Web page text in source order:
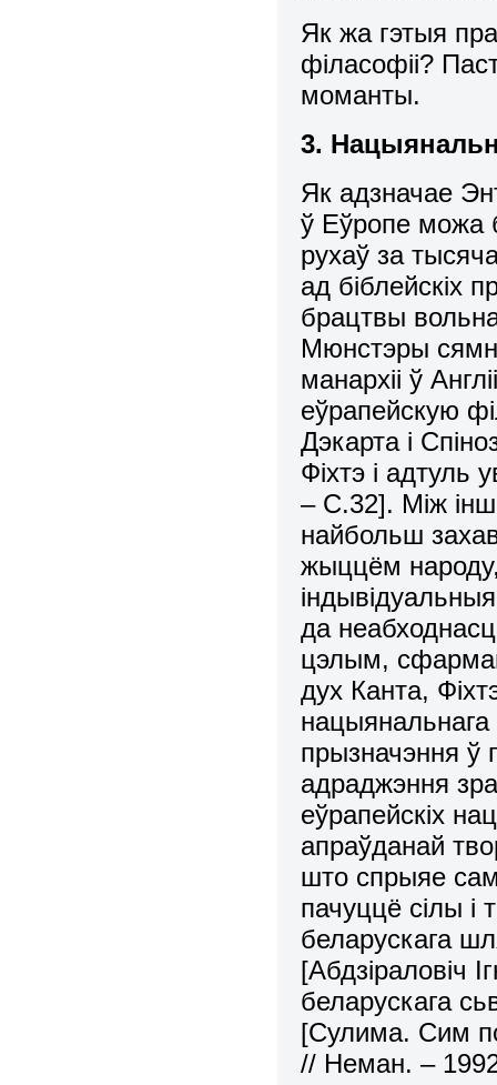
Як жа гэтыя
фiласофii?
моманты.
3.
Як адзначае
ў Еўропе можа
рухаў за
ад бiблейскiх
брацтвы
Мюнстэры
манархii ў
еўрапейскую
Дэкарта i
Фiхтэ i адтуль
– С.32]. Мiж
найбольш
жыццём
да
цэлым,
дух Канта,
нацыянальнага
прызначэння ў
адраджэння
еўрапейскіх
апраўданай
што спрыяе
пачуццё сiлы i
беларускага
[Абдзіраловіч
беларускага
[Сулима. Сим
// Неман. –